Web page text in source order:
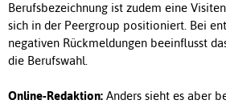
Berufsbezeichnung ist zudem eine
sich in der Peergroup positioniert. Bei
negativen Rückmeldungen beeinflusst
die Berufswahl.
Online-Redaktion: Anders sieht es aber